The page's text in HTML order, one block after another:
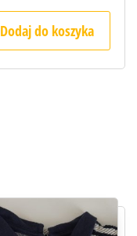
Dodaj do koszyka